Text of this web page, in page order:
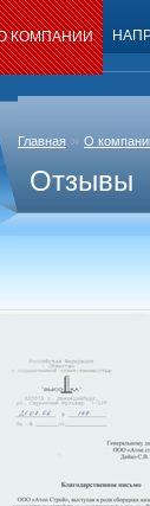
КОМПАНИИ
Главная » О
Отзывы